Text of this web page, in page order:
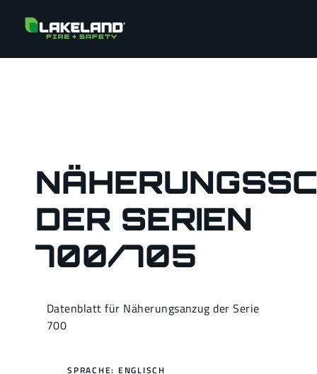
DER SERIEN
700/705
Datenblatt für Näherungsanzug der Serie
700
SPRACHE: ENGLISCH